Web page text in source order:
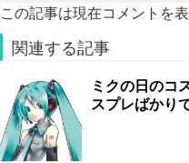
この記事は現在コメントを
関連する記事
ミクの日のコ
スプレばかり